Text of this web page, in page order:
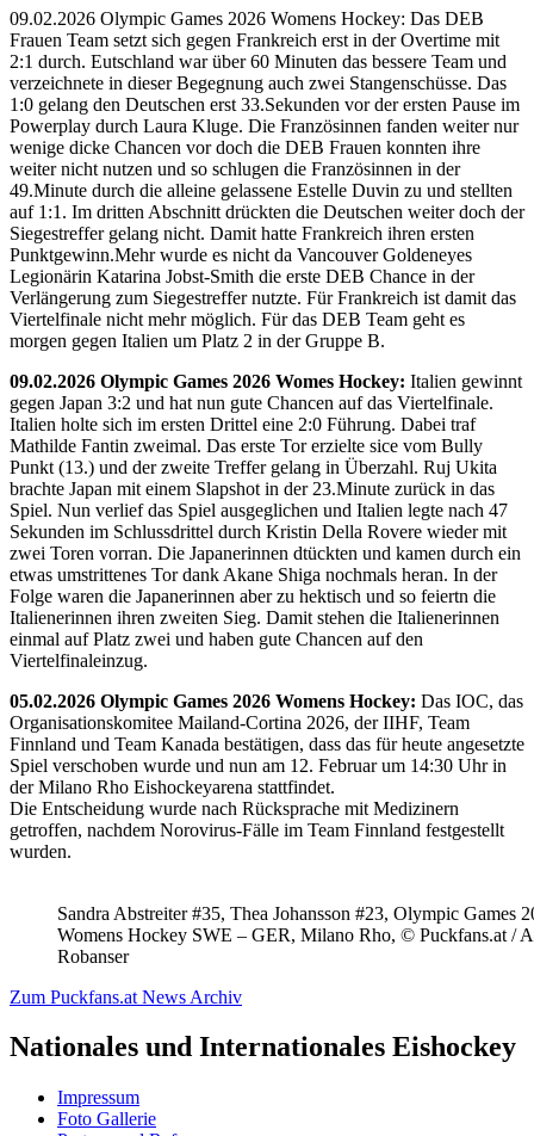
09.02.2026 Olympic Games 2026 Womens Hockey: Das DEB
Frauen Team setzt sich gegen Frankreich erst in der Overtime mit
2:1 durch. Eutschland war über 60 Minuten das bessere Team und
verzeichnete in dieser Begegnung auch zwei Stangenschüsse. Das
1:0 gelang den Deutschen erst 33.Sekunden vor der ersten Pause im
Powerplay durch Laura Kluge. Die Französinnen fanden weiter nur
wenige dicke Chancen vor doch die DEB Frauen konnten ihre
weiter nicht nutzen und so schlugen die Französinnen in der
49.Minute durch die alleine gelassene Estelle Duvin zu und stellten
auf 1:1. Im dritten Abschnitt drückten die Deutschen weiter doch der
Siegestreffer gelang nicht. Damit hatte Frankreich ihren ersten
Punktgewinn.Mehr wurde es nicht da Vancouver Goldeneyes
Legionärin Katarina Jobst-Smith die erste DEB Chance in der
Verlängerung zum Siegestreffer nutzte. Für Frankreich ist damit das
Viertelfinale nicht mehr möglich. Für das DEB Team geht es
morgen gegen Italien um Platz 2 in der Gruppe B.
09.02.2026 Olympic Games 2026 Womes Hockey: Italien gewinnt
gegen Japan 3:2 und hat nun gute Chancen auf das Viertelfinale.
Italien holte sich im ersten Drittel eine 2:0 Führung. Dabei traf
Mathilde Fantin zweimal. Das erste Tor erzielte sice vom Bully
Punkt (13.) und der zweite Treffer gelang in Überzahl. Ruj Ukita
brachte Japan mit einem Slapshot in der 23.Minute zurück in das
Spiel. Nun verlief das Spiel ausgeglichen und Italien legte nach 47
Sekunden im Schlussdrittel durch Kristin Della Rovere wieder mit
zwei Toren vorran. Die Japanerinnen dtückten und kamen durch ein
etwas umstrittenes Tor dank Akane Shiga nochmals heran. In der
Folge waren die Japanerinnen aber zu hektisch und so feiertn die
Italienerinnen ihren zweiten Sieg. Damit stehen die Italienerinnen
einmal auf Platz zwei und haben gute Chancen auf den
Viertelfinaleinzug.
05.02.2026 Olympic Games 2026 Womens Hockey: Das IOC, das
Organisationskomitee Mailand-Cortina 2026, der IIHF, Team
Finnland und Team Kanada bestätigen, dass das für heute angesetzte
Spiel verschoben wurde und nun am 12. Februar um 14:30 Uhr in
der Milano Rho Eishockeyarena stattfindet.
Die Entscheidung wurde nach Rücksprache mit Medizinern
getroffen, nachdem Norovirus-Fälle im Team Finnland festgestellt
wurden.
Sandra Abstreiter #35, Thea Johansson #23, Olympic Games
Womens Hockey SWE – GER, Milano Rho, © Puckfans.at /
Robanser
Zum Puckfans.at News Archiv
Nationales und Internationales Eishockey
Impressum
Foto Gallerie